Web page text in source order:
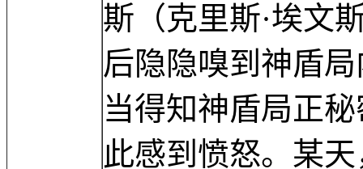
斯（克里斯·埃文
后隐隐嗅到神盾
当得知神盾局正
此感到愤怒。某